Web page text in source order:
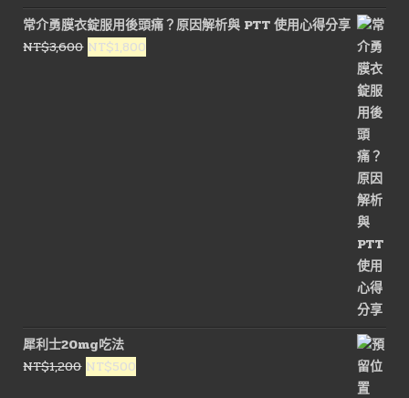
價
格：
NT$1,200。
價
格：
NT$500。
常介勇膜衣錠服用後頭痛？原因解析與 PTT 使用心得分享
NT$3,600 原
NT$1,800
犀利士20mg吃法
NT$1,200 原
NT$500